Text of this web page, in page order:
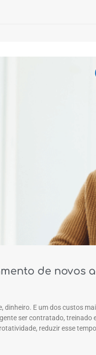
de novos
E um dos custos
ser contratado, treinado
reduzir esse